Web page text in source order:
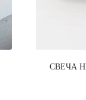
СВЕЧА